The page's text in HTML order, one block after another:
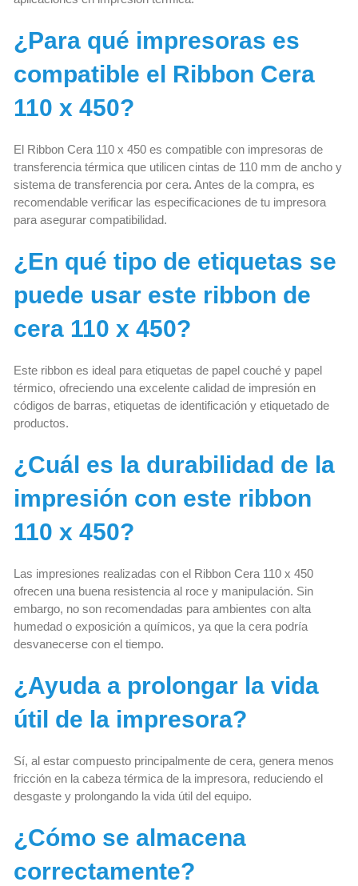
¿Para qué impresoras es
compatible el Ribbon Cera
110 x 450?
El Ribbon Cera 110 x 450 es compatible con impresoras de
transferencia térmica que utilicen cintas de 110 mm de ancho y
sistema de transferencia por cera. Antes de la compra, es
recomendable verificar las especificaciones de tu impresora
para asegurar compatibilidad.
¿En qué tipo de etiquetas se
puede usar este ribbon de
cera 110 x 450?
Este ribbon es ideal para etiquetas de papel couché y papel
térmico, ofreciendo una excelente calidad de impresión en
códigos de barras, etiquetas de identificación y etiquetado de
productos.
¿Cuál es la durabilidad de la
impresión con este ribbon
110 x 450?
Las impresiones realizadas con el Ribbon Cera 110 x 450
ofrecen una buena resistencia al roce y manipulación. Sin
embargo, no son recomendadas para ambientes con alta
humedad o exposición a químicos, ya que la cera podría
desvanecerse con el tiempo.
¿Ayuda a prolongar la vida
útil de la impresora?
Sí, al estar compuesto principalmente de cera, genera menos
fricción en la cabeza térmica de la impresora, reduciendo el
desgaste y prolongando la vida útil del equipo.
¿Cómo se almacena
correctamente?